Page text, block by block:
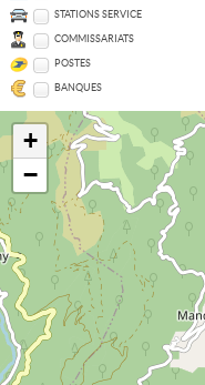
STATIONS SERVICE
COMMISSARIATS
POSTES
BANQUES
+
−